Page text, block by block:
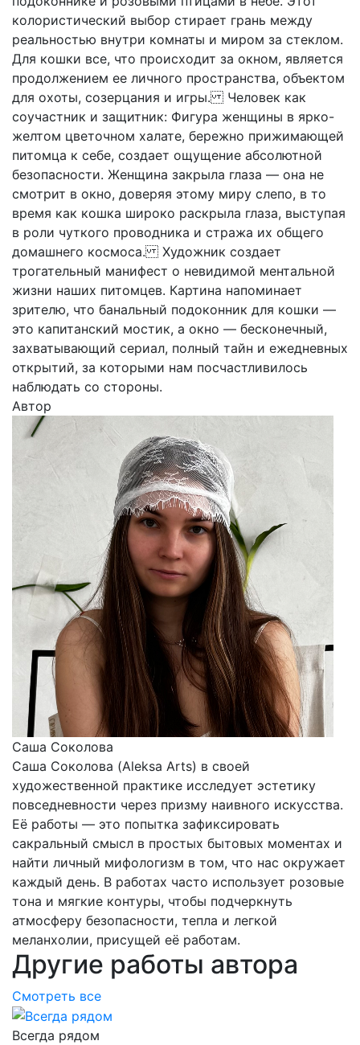
колористический выбор стирает грань между
реальностью внутри комнаты и миром за стеклом.
Для кошки все, что происходит за окном, является
продолжением ее личного пространства, объектом
для охоты, созерцания и игры. Человек как
соучастник и защитник: Фигура женщины в ярко-
желтом цветочном халате, бережно прижимающей
питомца к себе, создает ощущение абсолютной
безопасности. Женщина закрыла глаза — она не
смотрит в окно, доверяя этому миру слепо, в то
время как кошка широко раскрыла глаза, выступая
в роли чуткого проводника и стража их общего
домашнего космоса. Художник создает
трогательный манифест о невидимой ментальной
жизни наших питомцев. Картина напоминает
зрителю, что банальный подоконник для кошки —
это капитанский мостик, а окно — бесконечный,
захватывающий сериал, полный тайн и ежедневных
открытий, за которыми нам посчастливилось
наблюдать со стороны.
Автор
Саша Соколова
Саша Соколова (Aleksa Arts) в своей
художественной практике исследует эстетику
повседневности через призму наивного искусства.
Её работы — это попытка зафиксировать
сакральный смысл в простых бытовых моментах и
найти личный мифологизм в том, что нас окружает
каждый день. В работах часто использует розовые
тона и мягкие контуры, чтобы подчеркнуть
атмосферу безопасности, тепла и легкой
меланхолии, присущей её работам.
Другие работы автора
Смотреть все
Всегда рядом